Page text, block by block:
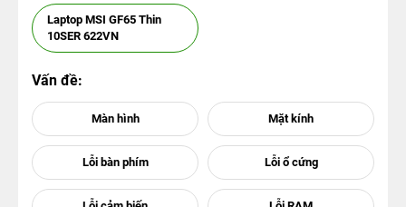
Laptop MSI GF65 Thin
10SER 622VN
Vấn đề: